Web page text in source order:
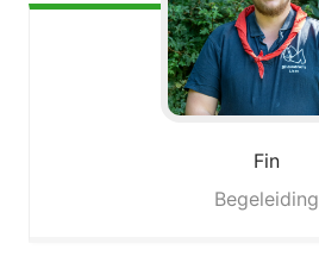
Fin
Begeleiding